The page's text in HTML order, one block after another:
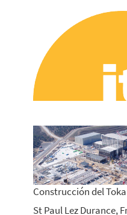
Construcción del
St Paul Lez Durance,